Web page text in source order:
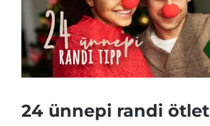
24 ünnepi randi ötlet